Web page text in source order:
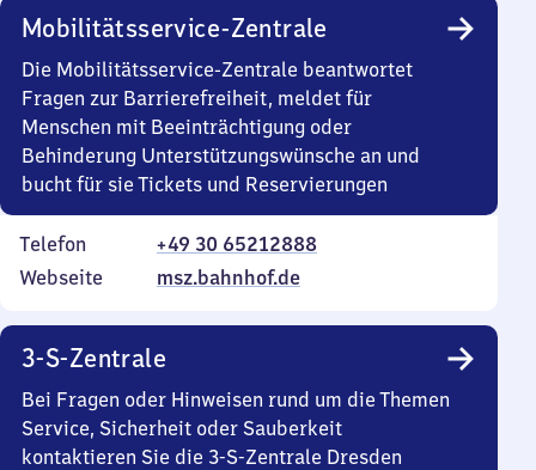
Mobilitätsservice-Zentrale
Die Mobilitätsservice-Zentrale beantwortet
Fragen zur Barrierefreiheit, meldet für
Menschen mit Beeinträchtigung oder
Behinderung Unterstützungswünsche an und
bucht für sie Tickets und Reservierungen
Telefon
+49 30 65212888
Webseite
msz.bahnhof.de
3-S-Zentrale
Bei Fragen oder Hinweisen rund um die Themen
Service, Sicherheit oder Sauberkeit
kontaktieren Sie die 3-S-Zentrale Dresden